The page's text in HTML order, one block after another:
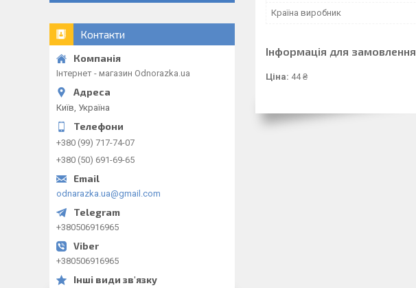
Країна виробник
Інформація для замовлення
Ціна: 44 ₴
Контакти
Інтернет - магазин Odnorazka.ua
Київ, Україна
+380 (99) 717-74-07
+380 (50) 691-69-65
odnarazka.ua@gmail.com
+380506916965
+380506916965